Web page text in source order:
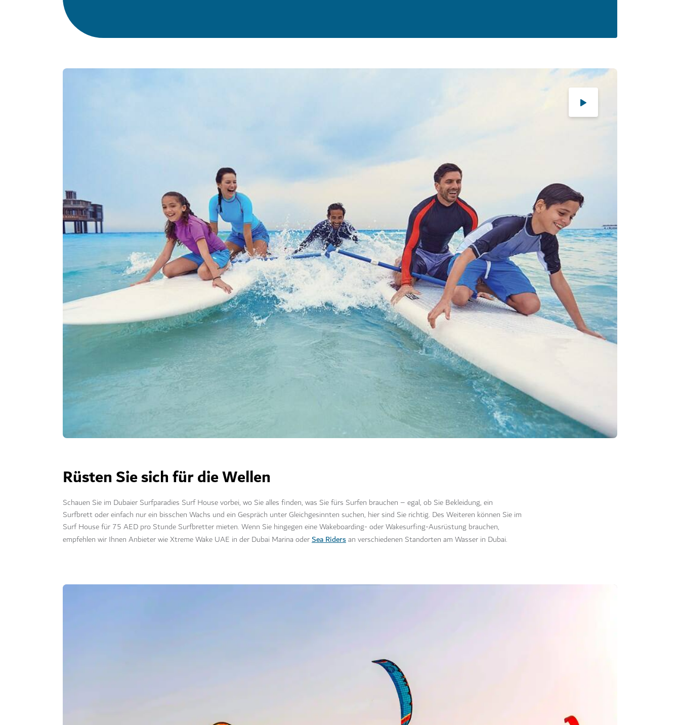
Rüsten Sie sich für die Wellen
Schauen Sie im Dubaier Surfparadies Surf House vorbei, wo Sie alles finden, was Sie fürs Surfen brauchen – egal, ob Sie Bekleidung, ein
Surfbrett oder einfach nur ein bisschen Wachs und ein Gespräch unter Gleichgesinnten suchen, hier sind Sie richtig. Des Weiteren können Sie im
Surf House für 75 AED pro Stunde Surfbretter mieten. Wenn Sie hingegen eine Wakeboarding- oder Wakesurfing-Ausrüstung brauchen,
empfehlen wir Ihnen Anbieter wie Xtreme Wake UAE in der Dubai Marina oderSea Ridersan verschiedenen Standorten am Wasser in Dubai.